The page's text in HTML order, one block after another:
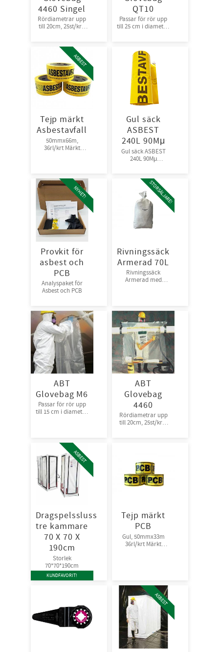
4460 Singel
Rördiametrar upp
till 20cm, 25st/krt,
QT10
Passar för rör upp
till 25 cm i diameter.
Tejp märkt
Asbestavfall
50mmx66m,
36rl/krt Märkt
ASBEST
Gul säck
ASBEST
240L 90Mμ
Gul säck ASBEST
240L 90Mμ
Provkit för
asbest och
PCB
Analyspaket för
Asbest och PCB
NYHET!
Rivningssäck
Armerad 70L
Rivningssäck
Armerad med
STORSÄLJARE!
ABT
Glovebag M6
Passar för rör upp
till 15 cm i diameter.
ABT
Glovebag
4460
Rördiametrar upp
till 20cm, 25st/krt ,
Dragspelssluss
tre kammare
70 X 70 X
190cm
Storlek
70*70*190cm
ASBEST
KUNDFAVORIT!
Tejp märkt
PCB
Gul, 50mmx33m
36rl/krt Märkt
ASBEST